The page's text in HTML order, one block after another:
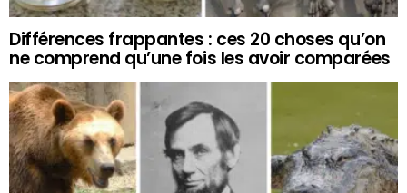
Différences frappantes : ces 20 choses qu’on
ne comprend qu’une fois les avoir comparées